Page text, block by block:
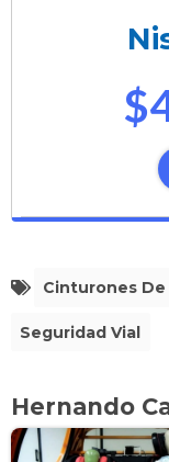
Cinturones
Seguridad Vial
Hernando